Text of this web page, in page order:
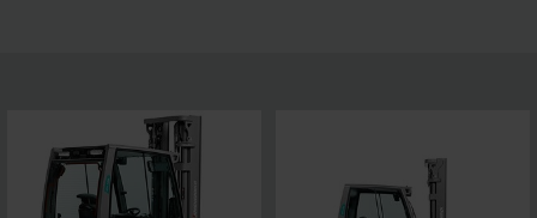
adjustable controls guarantee flexibility and safety.
Ergonomically perfected and intuitively steerable, the
series 4 EFG trucks are our universal power horses for
demanding operations.